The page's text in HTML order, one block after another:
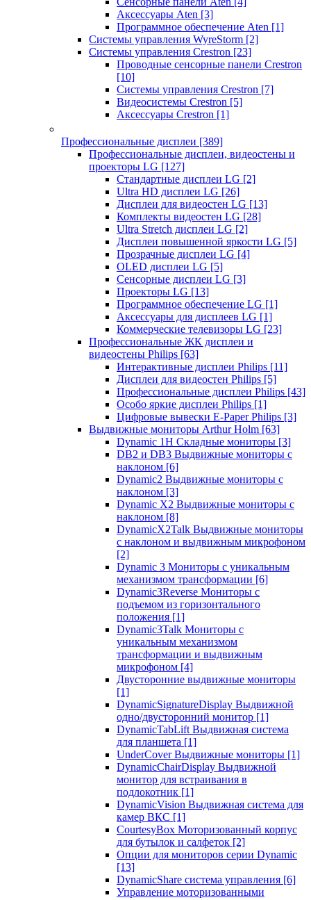
Аксессуары Aten [3]
Программное обеспечение Aten [1]
Системы управления WyreStorm [2]
Системы управления Crestron [23]
Проводные сенсорные панели Crestron
[10]
Системы управления Crestron [7]
Видеосистемы Crestron [5]
Аксессуары Crestron [1]
Профессиональные дисплеи [389]
Профессиональные дисплеи, видеостены и
проекторы LG [127]
Стандартные дисплеи LG [2]
Ultra HD дисплеи LG [26]
Дисплеи для видеостен LG [13]
Комплекты видеостен LG [28]
Ultra Stretch дисплеи LG [2]
Дисплеи повышенной яркости LG [5]
Прозрачные дисплеи LG [4]
OLED дисплеи LG [5]
Сенсорные дисплеи LG [3]
Проекторы LG [13]
Программное обеспечение LG [1]
Аксессуары для дисплеев LG [1]
Коммерческие телевизоры LG [23]
Профессиональные ЖК дисплеи и
видеостены Philips [63]
Интерактивные дисплеи Philips [11]
Дисплеи для видеостен Philips [5]
Профессиональные дисплеи Philips [43]
Особо яркие дисплеи Philips [1]
Цифровые вывески E-Paper Philips [3]
Выдвижные мониторы Arthur Holm [63]
Dynamic 1Н Складные мониторы [3]
DB2 и DB3 Выдвижные мониторы с
наклоном [6]
Dynamic2 Выдвижные мониторы с
наклоном [3]
Dynamic X2 Выдвижные мониторы с
наклоном [8]
DynamicX2Talk Выдвижные мониторы
с наклоном и выдвижным микрофоном
[2]
Dynamic 3 Мониторы с уникальным
механизмом трансформации [6]
Dynamic3Reverse Мониторы с
подъемом из горизонтального
положения [1]
Dynamic3Talk Мониторы с
уникальным механизмом
трансформации и выдвижным
микрофоном [4]
Двусторонние выдвижные мониторы
[1]
DynamicSignatureDisplay Выдвижной
одно/двусторонний монитор [1]
DynamicTabLift Выдвижная система
для планшета [1]
UnderCover Выдвижные мониторы [1]
DynamicChairDisplay Выдвижной
монитор для встраивания в
подлокотник [1]
DynamicVision Выдвижная система для
камер ВКС [1]
CourtesyBox Моторизованный корпус
для бутылок и салфеток [2]
Опции для мониторов серии Dynamic
[13]
DynamicShare система управления [6]
Управление моторизованными